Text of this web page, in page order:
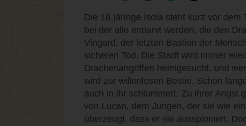
Die 18-jährige Isola steht kurz vor dem
bei der alle entlarvt werden, die den
Vingard, der letzten Bastion der
sicheren Tod. Die Stadt wird immer
Drachenangriffen heimgesucht, und
wird zur willenlosen Bestie. Schon
auch in ihr schlummert. Zu ihrer Angst
von Lucan, dem Jungen, der sie wie
überzeugt, dass er sie ausspioniert.